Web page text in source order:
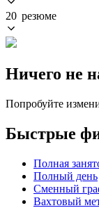
20 резюме
Ничего не
Попробуйте
Быстрые
Полная
Полный день
Сменный
Вахтовый